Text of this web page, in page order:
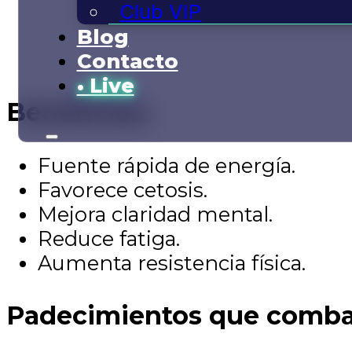
Club VIP
Blog
Contacto
• Live
Beneficios:
Fuente rápida de energía.
Favorece cetosis.
Mejora claridad mental.
Reduce fatiga.
Aumenta resistencia física.
Padecimientos que